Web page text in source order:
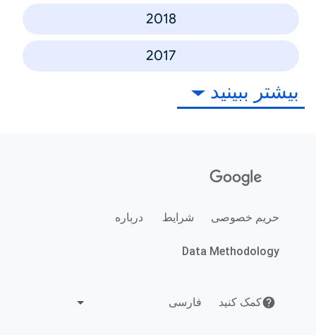
2018
2017
بیشتر ببینید
حریم خصوصی شرایط درباره
Data Methodology
کمک کنید